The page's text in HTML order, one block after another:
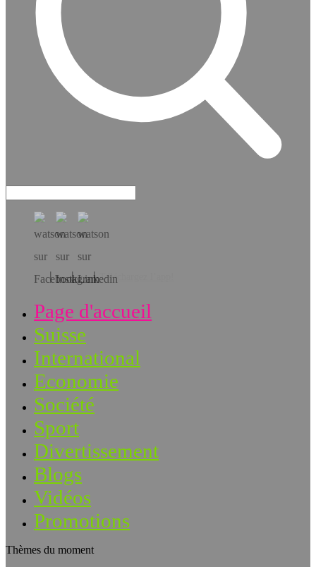
Téléchargez l’app!
Page d'accueil
Suisse
International
Economie
Société
Sport
Divertissement
Blogs
Vidéos
Promotions
Thèmes du moment